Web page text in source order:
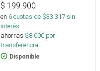
$ 199.900
en 6cuotas de $33.317sin
interés
ahorras $8.000 por
transferencia.
Disponible